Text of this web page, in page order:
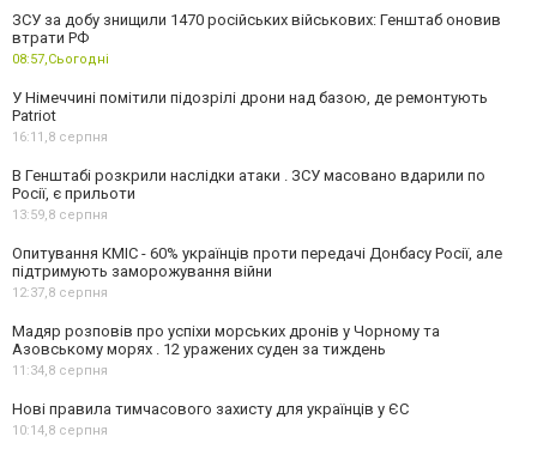
ЗСУ за добу знищили 1470 російських військових: Генштаб оновив
втрати РФ
08:57,Сьогодні
У Німеччині помітили підозрілі дрони над базою, де ремонтують
Patriot
16:11,8 серпня
В Генштабі розкрили наслідки атаки . ЗСУ масовано вдарили по
Росії, є прильоти
13:59,8 серпня
Опитування КМІС - 60% українців проти передачі Донбасу Росії, але
підтримують заморожування війни
12:37,8 серпня
Мадяр розповів про успіхи морських дронів у Чорному та
Азовському морях . 12 уражених суден за тиждень
11:34,8 серпня
Нові правила тимчасового захисту для українців у ЄС
10:14,8 серпня